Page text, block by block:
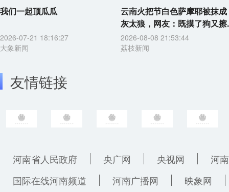
我们一起顶瓜瓜
2026-07-21 18:16:27
大象新闻
云南火把节白色萨摩耶被抹成
灰太狼，网友：既摸了狗又擦
2026-08-08 21:53:44
荔枝新闻
友情链接
河南省人民政府 央广网 央视网
河
国际在线河南频道
河南广播网 映象网